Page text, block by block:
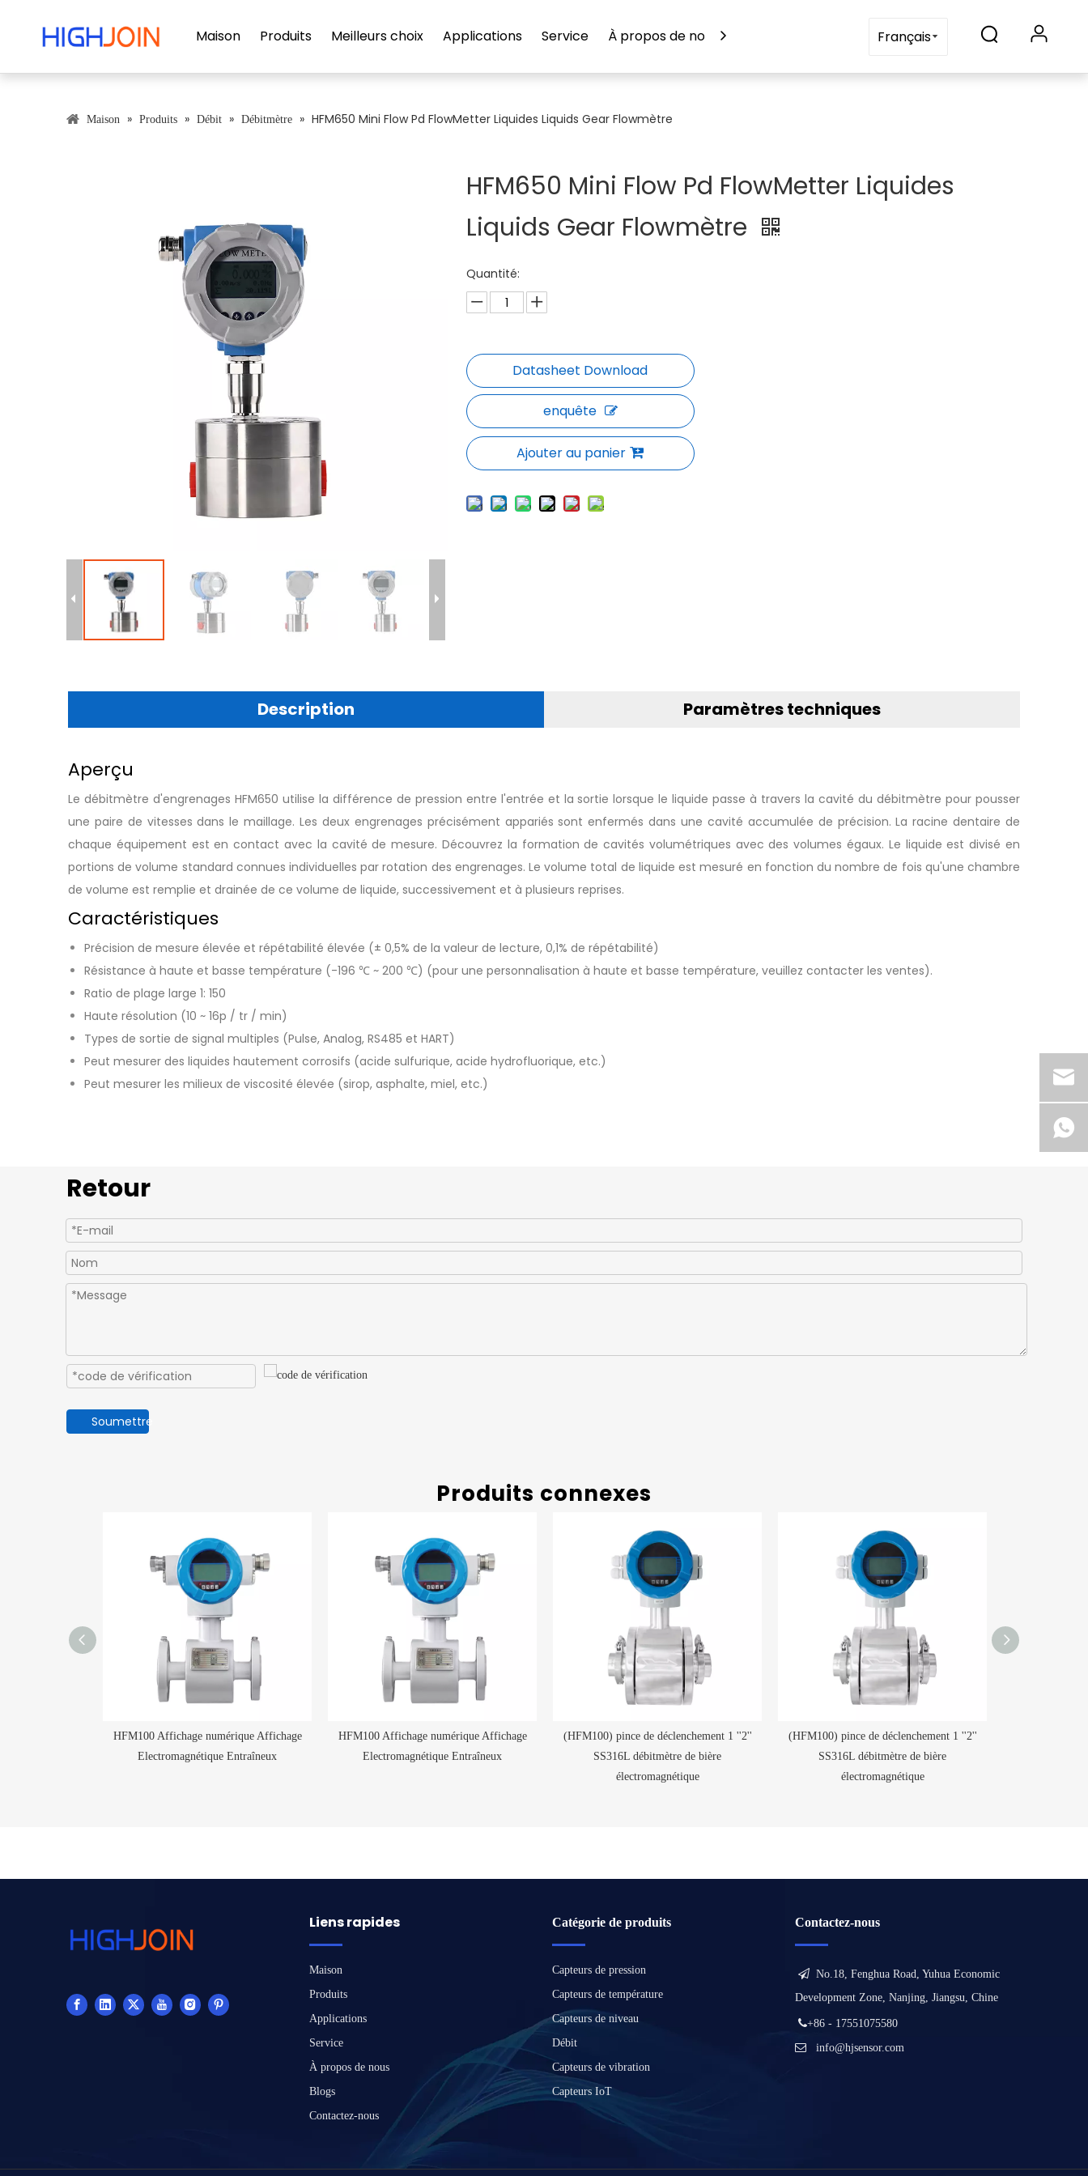
Maison Produits Meilleurs choix Applications Service À propos de nous Contactez-nousFrançais
Maison » Produits » Débit » Débitmètre » HFM650 Mini Flow Pd FlowMetter Liquides Liquids Gear Flowmètre
HFM650 Mini Flow Pd FlowMetter Liquides
Liquids Gear Flowmètre
Quantité:
enquête
Ajouter au panier
Description Paramètres techniques
Aperçu
Le débitmètre d'engrenages HFM650 utilise la différence de pression entre l'entrée et la sortie lorsque le liquide passe à travers la cavité du débitmètre pour pousser
une paire de vitesses dans le maillage. Les deux engrenages précisément appariés sont enfermés dans une cavité accumulée de précision. La racine dentaire de
chaque équipement est en contact avec la cavité de mesure. Découvrez la formation de cavités volumétriques avec des volumes égaux. Le liquide est divisé en
portions de volume standard connues individuelles par rotation des engrenages. Le volume total de liquide est mesuré en fonction du nombre de fois qu'une chambre
de volume est remplie et drainée de ce volume de liquide, successivement et à plusieurs reprises.
Caractéristiques
Précision de mesure élevée et répétabilité élevée (± 0,5% de la valeur de lecture, 0,1% de répétabilité)
Résistance à haute et basse température (-196 ℃ ~ 200 ℃) (pour une personnalisation à haute et basse température, veuillez contacter les ventes).
Ratio de plage large 1: 150
Haute résolution (10 ~ 16p / tr / min)
Types de sortie de signal multiples (Pulse, Analog, RS485 et HART)
Peut mesurer des liquides hautement corrosifs (acide sulfurique, acide hydrofluorique, etc.)
Peut mesurer les milieux de viscosité élevée (sirop, asphalte, miel, etc.)
Retour
Soumettre
Produits connexes
HFM100 Affichage numérique Affichage
Electromagnétique Entraîneux
HFM100 Affichage numérique Affichage
Electromagnétique Entraîneux
(HFM100) pince de déclenchement 1 ''2''
SS316L débitmètre de bière
électromagnétique
(HFM100) pince de déclenchement 1 ''2''
SS316L débitmètre de bière
électromagnétique
Liens rapides
Maison
Produits
Applications
Service
À propos de nous
Blogs
Contactez-nous
Catégorie de produits
Capteurs de pression
Capteurs de température
Capteurs de niveau
Débit
Capteurs de vibration
Capteurs IoT
Contactez-nous
 No.18, Fenghua Road, Yuhua Economic
Development Zone, Nanjing, Jiangsu, Chine
+86 - 17551075580
 info@hjsensor.com